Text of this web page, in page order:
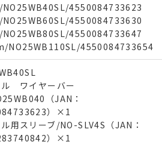
4550084733623
4550084733630
4550084733647
NO25WB110SL/4550084733654
ル ワイヤーバー
（JAN：
）×1
用スリーブ/NO-SLV4S（JAN：
）×1